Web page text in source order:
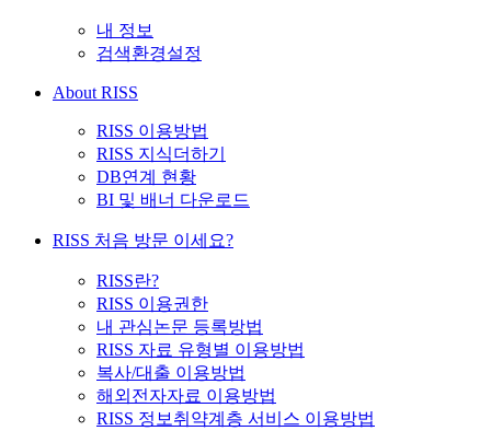
내 정보
검색환경설정
About RISS
RISS 이용방법
RISS 지식더하기
DB연계 현황
BI 및 배너 다운로드
RISS 처음 방문 이세요?
RISS란?
RISS 이용권한
내 관심논문 등록방법
RISS 자료 유형별 이용방법
복사/대출 이용방법
해외전자자료 이용방법
RISS 정보취약계층 서비스 이용방법